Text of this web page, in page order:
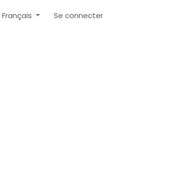
Français Se connecter